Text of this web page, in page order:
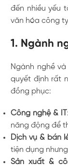
đến nhiều yếu
văn hóa công
1. Ngành
Ngành nghề
quyết định rất
đồng phục:
Công nghệ & IT
năng động để
Dịch vụ & bán
tiện dụng
Sản xuất &